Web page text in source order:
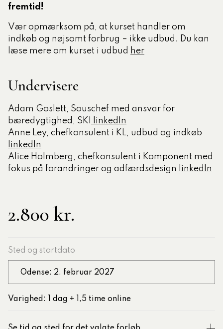
fremtid!
Vær opmærksom på, at kurset handler om
indkøb og nøjsomt forbrug – ikke udbud. Du kan
læse mere om kurset i udbud her
Undervisere
Adam Goslett, Souschef med ansvar for
bæredygtighed, SKI
linkedIn
Anne Ley, chefkonsulent i KL, udbud og indkøb
linkedIn
Alice Holmberg, chefkonsulent i Komponent med
fokus på forandringer og adfærdsdesign l inkedIn
2.800 kr.
Sted og startdato
Odense: 2. februar 2027
Varighed: 1 dag + 1,5 time online